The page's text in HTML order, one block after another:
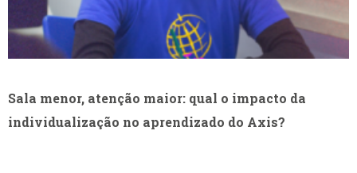
Sala menor, atenção maior: qual o impacto da
individualização no aprendizado do Axis?